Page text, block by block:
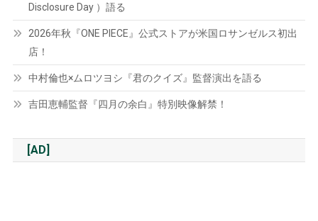
Disclosure Day ）語る
2026年秋『ONE PIECE』公式ストアが米国ロサンゼルス初出
店！
中村倫也×ムロツヨシ『君のクイズ』監督演出を語る
吉田恵輔監督『四月の余白』特別映像解禁！
[AD]